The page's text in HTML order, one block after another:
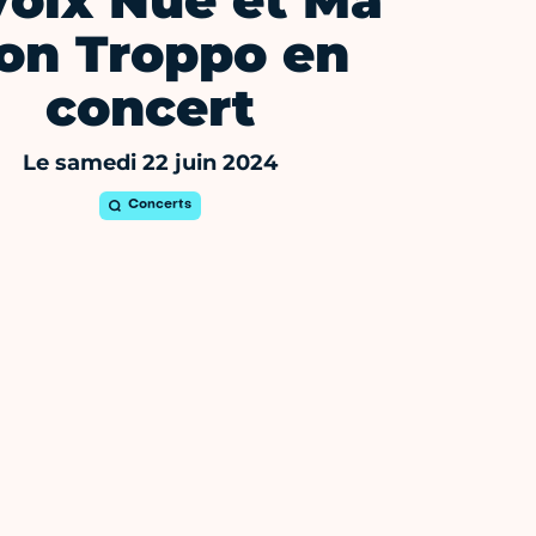
Troppo en
concert
Le samedi 22 juin 2024
Concerts